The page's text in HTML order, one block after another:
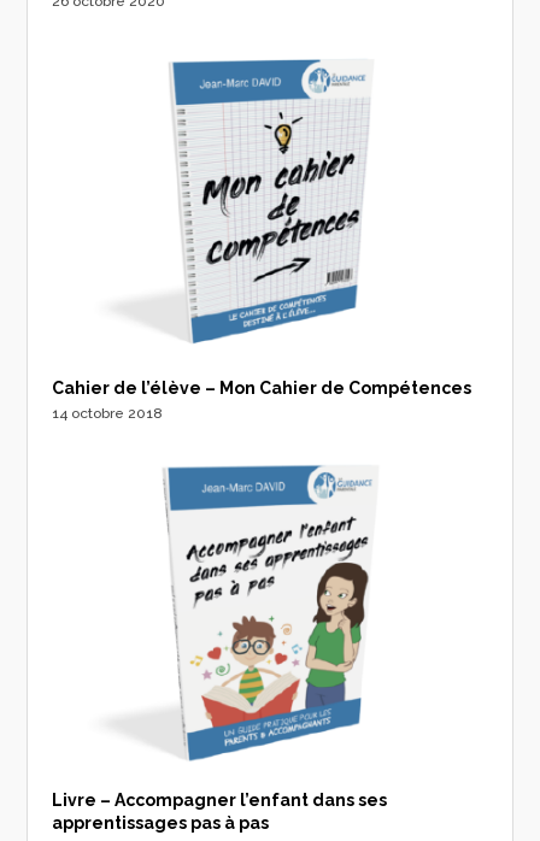
Cahier de l’élève – Mon Cahier de Compétences
14 octobre 2018
Livre – Accompagner l’enfant dans ses
apprentissages pas à pas